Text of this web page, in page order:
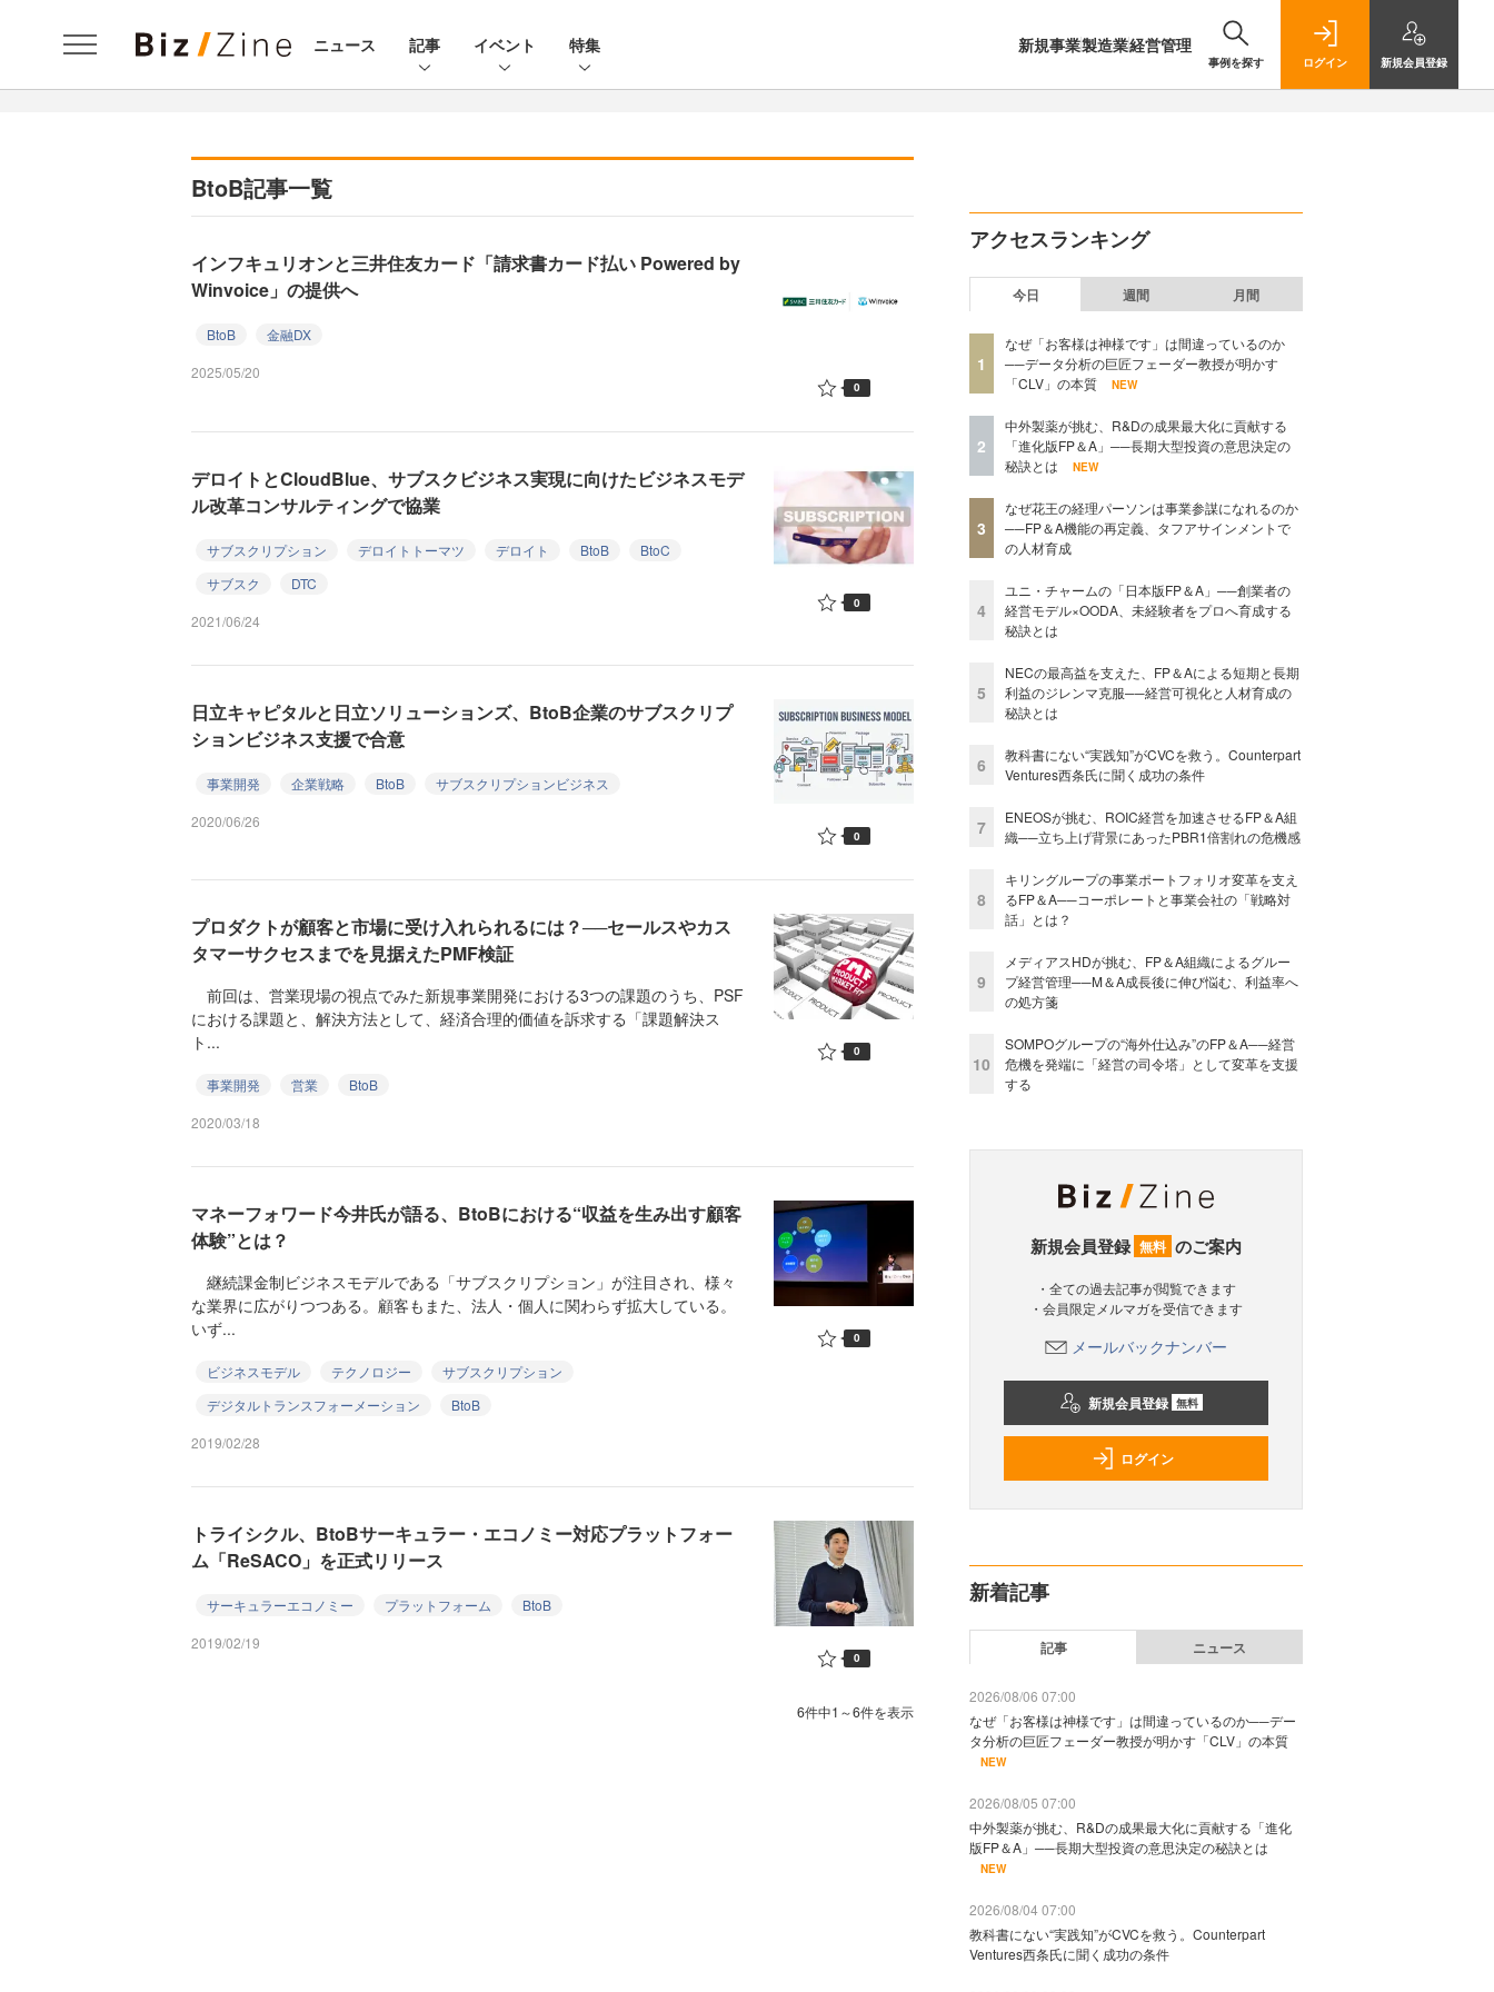
ニュース 記事 イベント 特集 新規事業製造業経営管理
事例を探す ログイン 新規会員登録
BtoB記事一覧
インフキュリオンと三井住友カード「請求書カード払い Powered by
Winvoice」の提供へ
BtoB
金融DX
2025/05/20
0
デロイトとCloudBlue、サブスクビジネス実現に向けたビジネスモデ
ル改革コンサルティングで協業
サブスクリプション デロイトトーマツ デロイト BtoB
BtoC
サブスク
DTC
2021/06/24
0
日立キャピタルと日立ソリューションズ、BtoB企業のサブスクリプ
ションビジネス支援で合意
事業開発 企業戦略 BtoB
サブスクリプションビジネス
2020/06/26
0
プロダクトが顧客と市場に受け入れられるには？──セールスやカス
タマーサクセスまでを見据えたPMF検証
前回は、営業現場の視点でみた新規事業開発における3つの課題のうち、PSF
における課題と、解決方法として、経済合理的価値を訴求する「課題解決ス
ト...
事業開発 営業
BtoB
2020/03/18
0
マネーフォワード今井氏が語る、BtoBにおける“収益を生み出す顧客
体験”とは？
継続課金制ビジネスモデルである「サブスクリプション」が注目され、様々
な業界に広がりつつある。顧客もまた、法人・個人に関わらず拡大している。
いず...
ビジネスモデル テクノロジー
サブスクリプション
デジタルトランスフォーメーション
BtoB
2019/02/28
0
トライシクル、BtoBサーキュラー・エコノミー対応プラットフォー
ム「ReSACO」を正式リリース
サーキュラーエコノミー プラットフォーム
BtoB
2019/02/19
0
6件中1～6件を表示
アクセスランキング
今日 週間 月間
1
なぜ「お客様は神様です」は間違っているのか
──データ分析の巨匠フェーダー教授が明かす
「CLV」の本質
NEW
2
中外製薬が挑む、R&Dの成果最大化に貢献する
「進化版FP＆A」──長期大型投資の意思決定の
秘訣とは
NEW
3
なぜ花王の経理パーソンは事業参謀になれるのか
──FP＆A機能の再定義、タフアサインメントで
の人材育成
4
ユニ・チャームの「日本版FP＆A」──創業者の
経営モデル×OODA、未経験者をプロへ育成する
秘訣とは
5
NECの最高益を支えた、FP＆Aによる短期と長期
利益のジレンマ克服──経営可視化と人材育成の
秘訣とは
6
教科書にない“実践知”がCVCを救う。Counterpart
Ventures西条氏に聞く成功の条件
7
ENEOSが挑む、ROIC経営を加速させるFP＆A組
織──立ち上げ背景にあったPBR1倍割れの危機感
8
キリングループの事業ポートフォリオ変革を支え
るFP＆A──コーポレートと事業会社の「戦略対
話」とは？
9
メディアスHDが挑む、FP＆A組織によるグルー
プ経営管理──M＆A成長後に伸び悩む、利益率へ
の処方箋
10
SOMPOグループの“海外仕込み”のFP＆A──経営
危機を発端に「経営の司令塔」として変革を支援
する
新規会員登録 無料 のご案内
・全ての過去記事が閲覧できます
・会員限定メルマガを受信できます
メールバックナンバー
新規会員登録 無料
ログイン
新着記事
記事 ニュース
2026/08/06 07:00
なぜ「お客様は神様です」は間違っているのか──デー
タ分析の巨匠フェーダー教授が明かす「CLV」の本質
NEW
2026/08/05 07:00
中外製薬が挑む、R&Dの成果最大化に貢献する「進化
版FP＆A」──長期大型投資の意思決定の秘訣とは
NEW
2026/08/04 07:00
教科書にない“実践知”がCVCを救う。Counterpart
Ventures西条氏に聞く成功の条件